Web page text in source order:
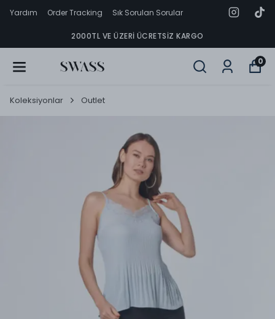
Yardım Order Tracking Sık Sorulan Sorular
2000TL VE ÜZERI ÜCRETSIZ KARGO
0
Koleksiyonlar Outlet